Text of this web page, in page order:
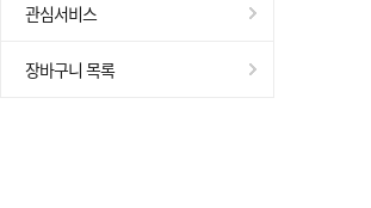
관심서비스
장바구니 목록